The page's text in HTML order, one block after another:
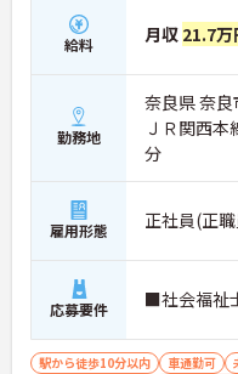
給料 月収 21.7万
勤務地
奈良県 奈
ＪＲ関西
分
雇用形態 正社員(正
応募要件 ■社会福祉
駅から徒歩10分以内 車通勤可